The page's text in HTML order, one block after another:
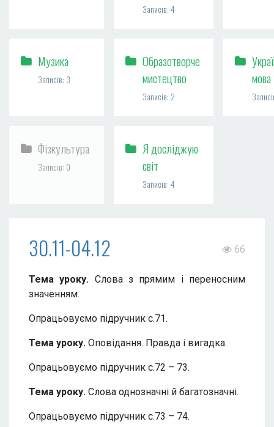
Записів: 4
Музика
Записів: 3
Образотворче
мистецтво
Записів: 2
мова
Фізкультура
Записів: 0
Я досліджую
світ
Записів: 4
30.11-04.12 66
Тема уроку. Слова з прямим і переносним
значенням.
Опрацьовуємо підручник с.71.
Тема уроку. Оповідання. Правда і вигадка.
Опрацьовуємо підручник с.72 – 73.
Тема уроку. Слова однозначні й багатозначні.
Опрацьовуємо підручник с.73 – 74.